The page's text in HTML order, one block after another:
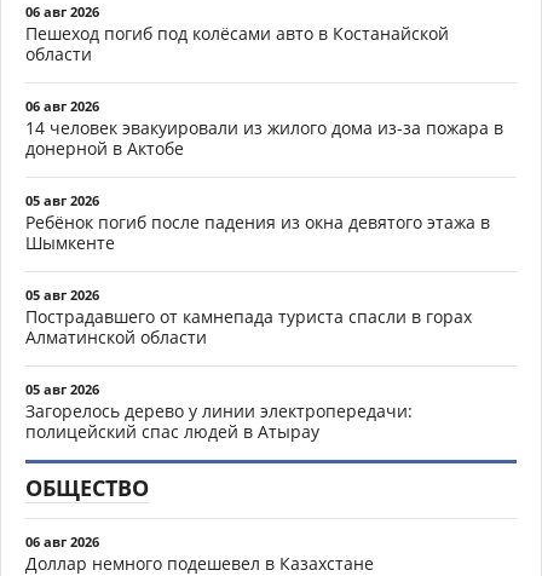
06 авг 2026
Пешеход погиб под колёсами авто в Костанайской
области
06 авг 2026
14 человек эвакуировали из жилого дома из-за пожара в
донерной в Актобе
05 авг 2026
Ребёнок погиб после падения из окна девятого этажа в
Шымкенте
05 авг 2026
Пострадавшего от камнепада туриста спасли в горах
Алматинской области
05 авг 2026
Загорелось дерево у линии электропередачи:
полицейский спас людей в Атырау
ОБЩЕСТВО
06 авг 2026
Доллар немного подешевел в Казахстане